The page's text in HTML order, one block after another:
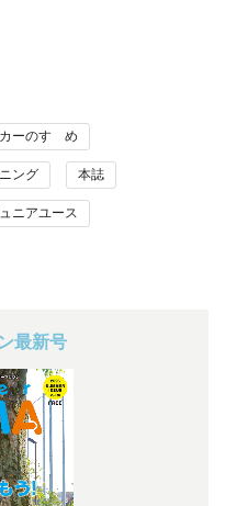
ーのすゝめ
ング 本誌
ニアユース
最新号